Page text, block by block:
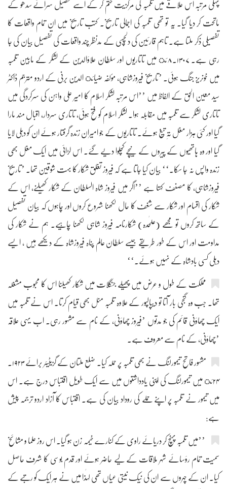
پہلی مرتبہ اس علاقے میں تلمبہ کی مرکزیت ختم کر کے اسے تحصیل سرائے سدھو کے
ماتحت کر دیا گیا۔ یہ تو تھی تلمبہ کی اجمالی تاریخ۔ کتب تاریخ میں ان تمام واقعات کا
تفصیلی ذکر ملتا ہے۔ تاہم قارئین کی دلچسپی کے مدنظر چند واقعات کی تفصیل بیان کی جا
رہی ہے۔ ۱۳۰۷۔۸ئ میں تاتاریوں اور سلطان علاؤالدین کے لشکر کے مابین تلمبہ
میں خونریز جنگ ہوئی۔ ’تاریخ فیروزشاہی، مؤلفہ ضیائ الدین برنی کے اردو مترجم ڈاکٹر
سید معین الحق کے الفاظ میں ’’اس مرتبہ لشکر اسلام کا امیر علی واہن کی سرکردگی میں
تاتاری لشکر سے تلمبہ میں مقابلہ ہوا۔ لشکر اسلام کو فتح ہوئی، تاتاری سردار، اقبال مند مارا
گیا اور کئی ہزار مغل تہِ تیغ ہوئے۔ تاتاریوں کے جو امیران زندہ گرفتار ہوئے ان کو دہلی لایا
گیا اور وہ ہاتھیوں کے پیروں کے نیچے کچلوا دیے گئے۔ اس لڑائی میں ایک مغل بھی
زندہ واپس نہ جا سکا۔‘‘ بیان کیا جاتا ہے کہ فیروز تغلق شکار کا بہت شوقین تھا۔ ’تاریخ
فیروزشاہی، کا مصنف کہتا ہے ’’اگر میں فیروز شاہ السلطان کے شکار کھیلنے، اس کے
شکار کی اقسام اور شکار سے شغف کا حال لکھنا شروع کروں اور چاہوں کہ بیان تفصیل
کے ساتھ کروں تو مجھے (علٰحدہ) شکارنامہ فیروز شاہی لکھنا چاہیے. ہم نے شکار کی
مداومت اور اس کے طور طریقے جیسے سلطان عالم پناہ فیروزشاہ کے دیکھے ہیں ، ایسے
دہلی کسی بادشاہ کے نہیں ہوئے۔‘‘
مملکت کے طول و عرض میں پھیلے جنگلات میں شکار کھیلنا اس کا محبوب مشغلہ
تھا۔ جب وہ گنجی بار آتا تو دیپالپور کے علاوہ تلمبہ مںل بھی قیام کرتا۔ اس نے تلمبہ میں
ایک چھاؤنی قائم کی جو مدتوں ’فیروز چھاؤنی، کے نام سے مشہور رہی۔ اب یہی علاقہ
’چھاؤنی، کے نام سے معروف ہے۔
۲۴ئ میں تیمورلنگ کی اپنی یادداشتوں میں سے ایک طویل اقتباس درج ہے۔ اس
میں تیمور نے تلمبہ پر اپنے حملے کی روداد بیان کی ہے۔ اقتباس کا آزاد اردو ترجمہ پیش
ہے:
’’میں تلمبہ پہنچ کر دریائے راوی کے کنارے خیمہ زن ہو گیا۔ اس روز علما و مشائخ
سمیت تمام رؤسائے شہر ملاقات کے لیے حاضر ہوئے اور قدم بوسی کا شرف حاصل
کیا۔ ان کے چہروں سے ان کی نیک نیتی عیاں تھی لہٰذا میں نے ہر ایک کو رتبے کے